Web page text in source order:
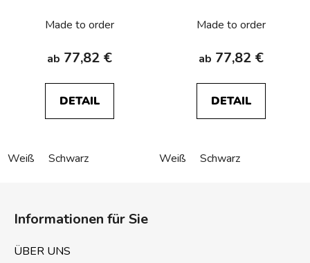
Made to order
ab 77,82 €
DETAIL
Weiß Schwarz
Made to order
ab 77,82 €
DETAIL
Weiß Schwarz
Informationen für Sie
ÜBER UNS